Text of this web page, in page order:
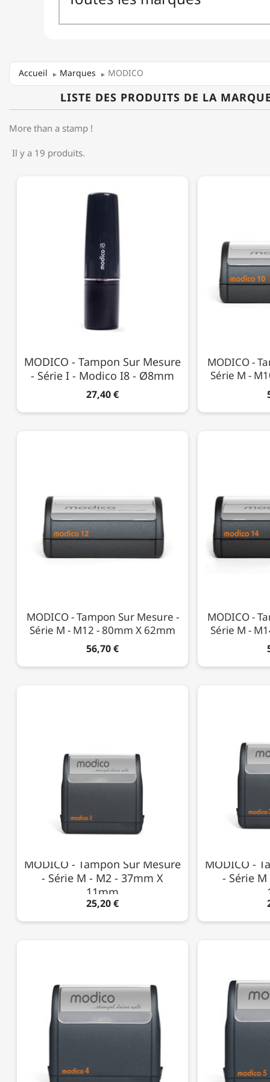
Accueil Marques MODICO
LISTE DES PRODUITS DE LA
More than a stamp !
Il y a 19 produits.
MODICO - Tampon Sur Mesure
- Série I - Modico I8 - Ø8mm
27,40 €
MODICO -
Série M -
MODICO - Tampon Sur Mesure -
Série M - M12 - 80mm X 62mm
56,70 €
MODICO -
Série M -
MODICO - Tampon Sur Mesure
- Série M - M2 - 37mm X
11mm
25,20 €
MODICO -
- Série